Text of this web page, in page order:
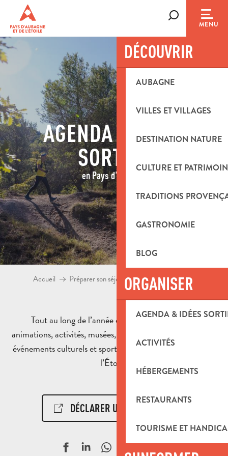
contenu
principal
MENU
DÉCOUVRIR
AUBAGNE
VILLES ET VILLAGES
DESTINATION NATURE
CULTURE ET
TRADITIONS
GASTRONOMIE
BLOG
ORGANISER
AGENDA & IDÉES
ACTIVITÉS
HÉBERGEMENTS
RESTAURANTS
TOURISME ET
AGENDA & IDÉES
SORTIES
en Pays d'Aubagne
Accueil Préparer son séjour Agenda & Idées sorties
Tout au long de l’année découvrez l’agenda des
animations, activités, musées, expositions, manifestations,
événements culturels et sportifs en Pays d’Aubagne et de
l’Étoile.
DÉCLARER UN ÉVÉNEMENT !
Ajouter aux